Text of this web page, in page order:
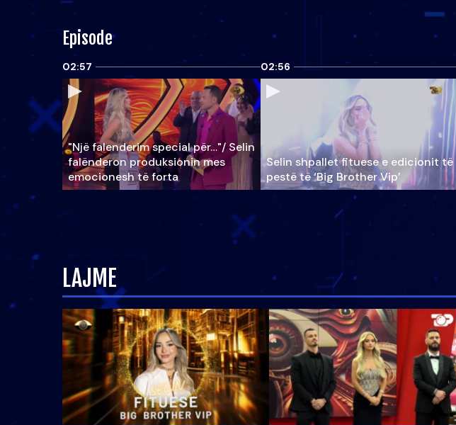
Episode
02:57
"Një falenderim special për…"/ Selin
falënderon produksionin mes
emocionesh të forta
02:56
Selin shpallet fituese e edicionit të
pestë të ‘Big Brother Vip’
LAJME